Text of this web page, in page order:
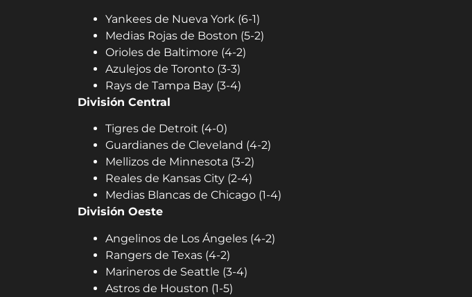
Yankees de Nueva York (6-1)
Medias Rojas de Boston (5-2)
Orioles de Baltimore (4-2)
Azulejos de Toronto (3-3)
Rays de Tampa Bay (3-4)
División Central
Tigres de Detroit (4-0)
Guardianes de Cleveland (4-2)
Mellizos de Minnesota (3-2)
Reales de Kansas City (2-4)
Medias Blancas de Chicago (1-4)
División Oeste
Angelinos de Los Ángeles (4-2)
Rangers de Texas (4-2)
Marineros de Seattle (3-4)
Astros de Houston (1-5)